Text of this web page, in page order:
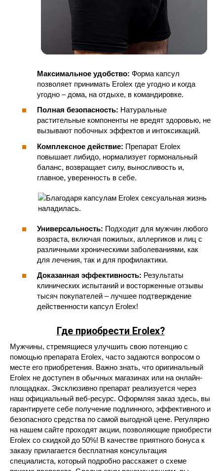
Максимальное удобство: Форма капсул
позволяет принимать Erolex где угодно и когда
угодно – дома, на отдыхе, в командировке.
Полная безопасность: Натуральные
растительные компоненты не вредят здоровью, не
вызывают побочных эффектов и интоксикаций.
Комплексное действие: Препарат Erolex
повышает либидо, нормализует гормональный
баланс, возвращает силу, выносливость и,
главное, уверенность в себе.
Универсальность: Подходит для мужчин любого
возраста, включая пожилых, аллергиков и лиц с
различными хроническими заболеваниями, как
для лечения, так и для профилактики.
Доказанная эффективность: Результаты
клинических испытаний и восторженные отзывы
тысяч покупателей – лучшее подтверждение
действенности капсул Erolex!
Где приобрести Erolex?
Мужчины, стремящиеся улучшить свою потенцию с
помощью препарата Erolex, часто задаются вопросом о
месте его приобретения. Важно знать, что оригинальный
Erolex не доступен в обычных магазинах или на онлайн-
площадках. Эксклюзивно препарат реализуется через
наш официальный веб-ресурс. Оформляя заказ здесь, вы
гарантируете себе получение подлинного, эффективного и
безопасного средства по самой выгодной цене. Регулярно
на нашем сайте проходят акции, позволяющие приобрести
Erolex со скидкой до 50%! В качестве приятного бонуса к
заказу прилагается бесплатная консультация
специалиста, который подробно расскажет о схеме